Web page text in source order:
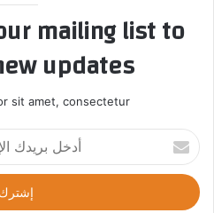
mailing list to
updates!
sit amet, consectetur.
أ
د
خ
ل